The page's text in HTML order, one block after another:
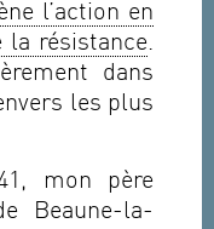
l’action en
la résistance.
dans
les plus
mon père
Beaune-la-